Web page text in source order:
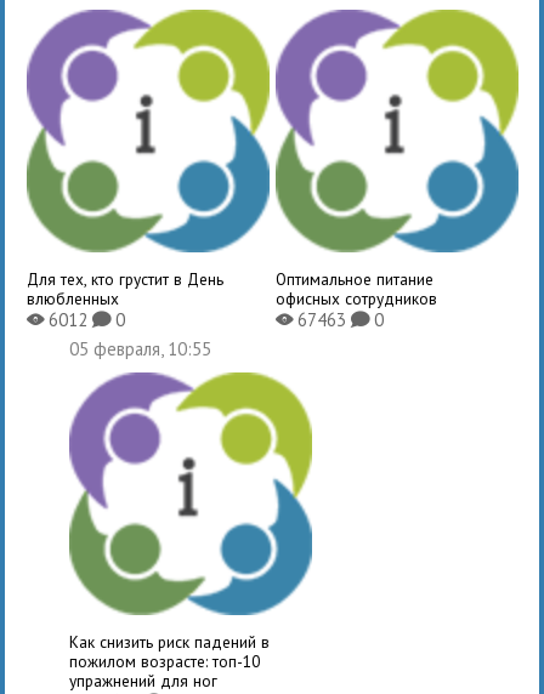
Для тех, кто грустит в День
влюбленных
X6012K0
Оптимальное питание
офисных сотрудников
X67463 K0
05 февраля, 10:55
Как снизить риск падений в
пожилом возрасте: топ-10
упражнений для ног